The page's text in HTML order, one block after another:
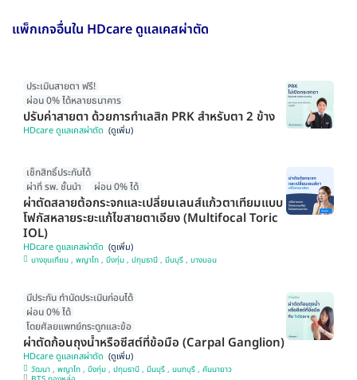
แพ็กเกจอื่นใน HDcare ดูแลเคสผ่าตัด
ประเมินสายตา ฟรี!
ผ่อน 0% ได้หลายธนาคาร
ปรับค่าสายตา ด้วยการทำเลสิก PRK สำหรับตา 2 ข้าง
HDcare ดูแลเคสผ่าตัด
เช็กสิทธิ์ประกันได้
ผ่าที่ รพ. ชั้นนำ
ผ่อน 0% ได้
ผ่าตัดสลายต้อกระจกและเปลี่ยนเลนส์แก้วตาเทียมแบบ
โฟกัสหลายระยะแก้ไขสายตาเอียง (Multifocal Toric
IOL)
HDcare ดูแลเคสผ่าตัด
บางขุนเทียน , พญาไท , บึงกุ่ม , ปทุมธานี , มีนบุรี , บางบอน
มีประกัน ทำนัดประเมินก่อนได้
ผ่อน 0% ได้
โดยศัลยแพทย์กระดูกและข้อ
ผ่าตัดก้อนถุงน้ำหรือซีสต์ที่ข้อมือ (Carpal Ganglion)
HDcare ดูแลเคสผ่าตัด
วัฒนา , พญาไท , บึงกุ่ม , ปทุมธานี , มีนบุรี , นนทบุรี , คันนายาว